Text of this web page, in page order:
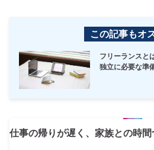
この記事もオ
フリーランスと
独立に必要な準
仕事の帰りが遅く、家族との時